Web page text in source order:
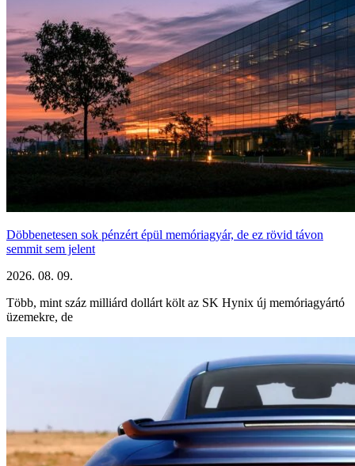
Döbbenetesen sok pénzért épül memóriagyár, de ez rövid távon
semmit sem jelent
2026. 08. 09.
Több, mint száz milliárd dollárt költ az SK Hynix új memóriagyártó
üzemekre, de